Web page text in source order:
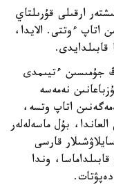
ارقىلى قۇرىلتاي
اتاپ ءوتتى. الايدا،
جۇمىسىن ءتيىمدى
نەمەسە
اتاپ وتسە،
بۇل ماسەلەلەر
قارسى
وندا